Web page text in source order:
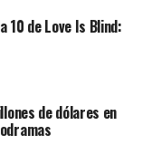
10 de Love Is Blind:
de dólares en